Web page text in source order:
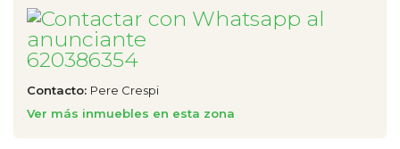
620386354
Contacto: Pere Crespi
Ver más inmuebles en esta zona